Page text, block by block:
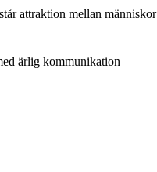
attraktion mellan människor
ärlig kommunikation